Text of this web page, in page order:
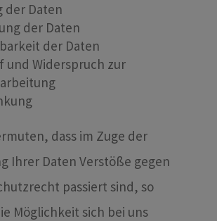
der Daten
der Daten
der Daten
und Widerspruch zur
dass im Zuge der
Ihrer Daten Verstöße gegen
passiert sind, so
Möglichkeit sich bei uns